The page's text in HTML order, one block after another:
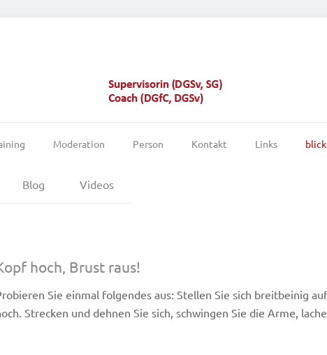
Moderation Person Kontakt Links
Blog Videos
hoch, Brust raus!
Sie einmal folgendes aus: Stellen Sie sich breitbeinig
Strecken und dehnen Sie sich, schwingen Sie die Arme,